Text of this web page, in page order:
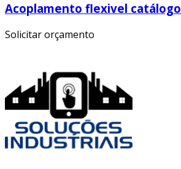
Acoplamento flexivel catálogo
Solicitar orçamento